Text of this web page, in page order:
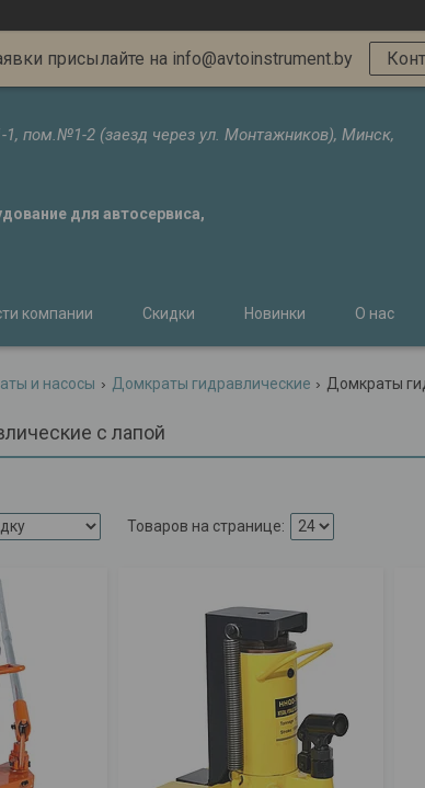
присылайте на info@avtoinstrument.by
пом.№1-2 (заезд через ул. Монтажников), Минск,
для автосервиса,
компании Скидки Новинки О нас
и насосы Домкраты гидравлические Домкраты
с лапой